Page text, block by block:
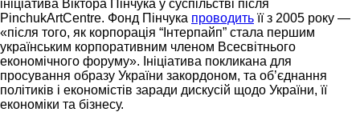
ініціатива Віктора Пінчука у суспільстві після
PinchukArtCentre. Фонд Пінчука проводить її з 2005 року —
«після того, як корпорація “Інтерпайп” стала першим
українським корпоративним членом Всесвітнього
економічного форуму». Ініціатива покликана для
просування образу України закордоном, та об’єднання
політиків і економістів заради дискусій щодо України, її
економіки та бізнесу.